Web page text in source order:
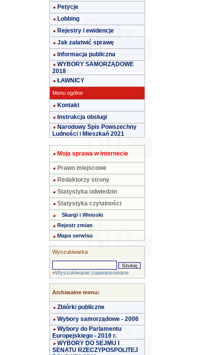
Petycje
Lobbing
Rejestry i ewidencje
Jak załatwić sprawę
Informacja publiczna
WYBORY SAMORZĄDOWE
2018
ŁAWNICY
Menu ogólne
Kontakt
Instrukcja obsługi
Narodowy Spis Powszechny
Ludności i Mieszkań 2021
Moja sprawa w internecie
Prawo miejscowe
Redaktorzy strony
Statystyka odwiedzin
Statystyka czytalności
Skargi i Wnioski
Rejestr zmian
Mapa serwisu
Wyszukiwarka
»Wyszukiwanie zaawansowane
Archiwalne menu:
Zbiórki publiczne
Wybory samorządowe - 2006
Wybory do Parlamentu
Europejskiego - 2019 r.
WYBORY DO SEJMU I
SENATU RZECZYPOSPOLITEJ